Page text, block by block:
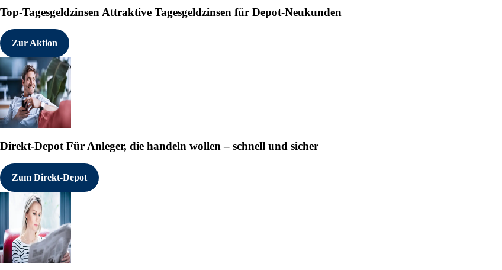
Top-Tagesgeldzinsen Attraktive Tagesgeldzinsen für Depot-Neukunden
Zur Aktion
Direkt-Depot Für Anleger, die handeln wollen – schnell und sicher
Zum Direkt-Depot